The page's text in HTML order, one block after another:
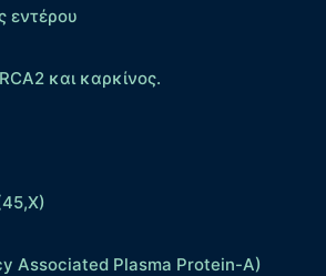
εντέρου
και καρκίνος.
Associated Plasma Protein-A)